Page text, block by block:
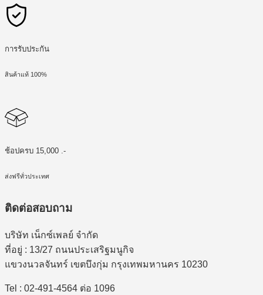
การรับประกัน
สินค้าแท้ 100%
ช้อปครบ 15,000 .-
ส่งฟรีทั่วประเทศ
ติดต่อสอบถาม
บริษัท เน็กซ์เพลย์ จำกัด
ที่อยู่ : 13/27 ถนนประเสริฐมนูกิจ
แขวงนวลจันทร์ เขตบึงกุ่ม กรุงเทพมหานคร 10230
Tel : 02-491-4564 ต่อ 1096